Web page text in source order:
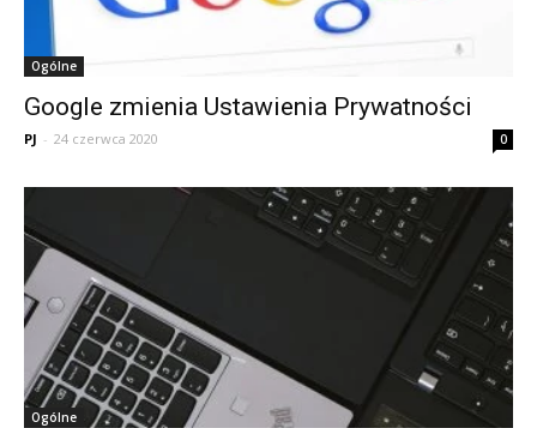
Ogólne
Google zmienia Ustawienia Prywatności
PJ - 24 czerwca 2020 0
Ogólne